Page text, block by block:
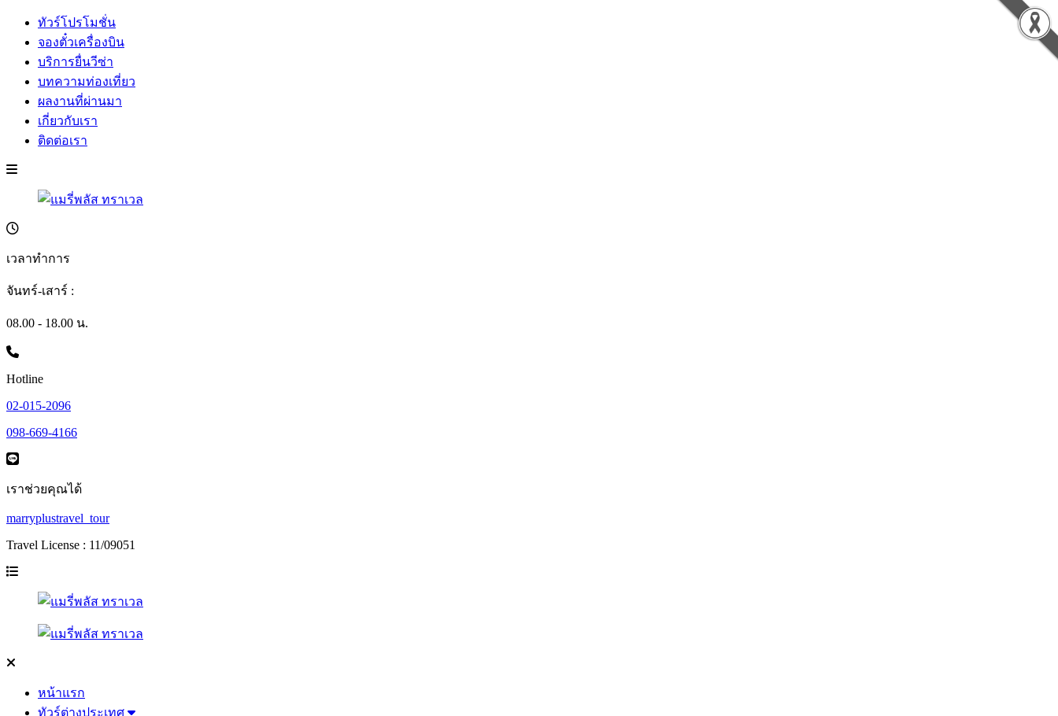
ทัวร์โปรโมชั่น
จองตั๋วเครื่องบิน
บริการยื่นวีซ่า
บทความท่องเที่ยว
ผลงานที่ผ่านมา
เกี่ยวกับเรา
ติดต่อเรา
เวลาทำการ
จันทร์-เสาร์ :
08.00 - 18.00 น.
Hotline
02-015-2096
098-669-4166
เราช่วยคุณได้
marryplustravel_tour
Travel License : 11/09051
หน้าแรก
ทัวร์ต่างประเทศ